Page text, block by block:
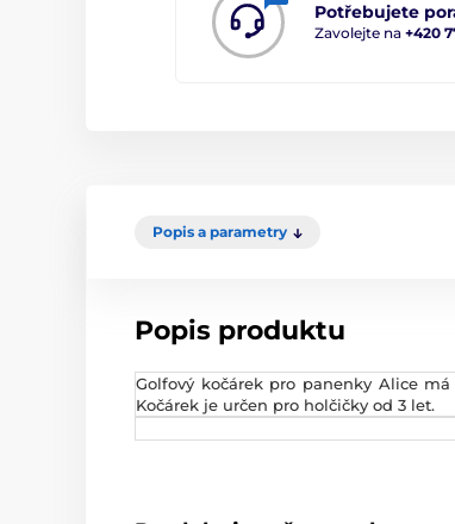
Potřebujete
Zavolejte na +420
Popis a parametry
Popis produktu
Golfový kočárek pro panenky Alice
Kočárek je určen pro holčičky od 3 let.